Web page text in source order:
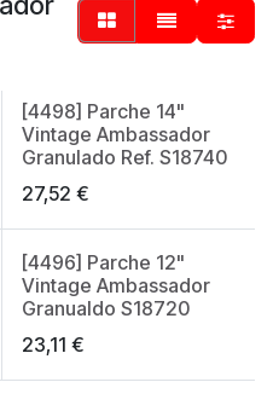
[4498] Parche 14"
Vintage Ambassador
Granulado Ref. S18740
27,52 €
[4496] Parche 12"
Vintage Ambassador
Granualdo S18720
23,11 €